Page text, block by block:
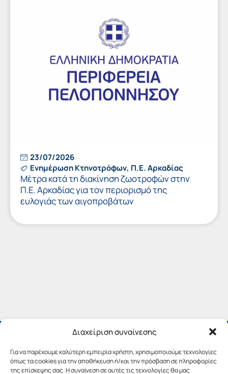
Διαχείριση συναίνεσης
Για να παρέχουμε καλύτερη εμπειρία χρήστη, χρησιμοποιούμε τεχνολογίες
όπως τα cookies για την αποθήκευση ή/και την πρόσβαση σε πληροφορίες
της επίσκεψης σας. Η συναίνεση σε αυτές τις τεχνολογίες θα μας
23/07/2026
Ενημέρωση Κτηνοτρόφων, Π.Ε. Αρκαδίας
Μέτρα κατά τη διακίνηση ζωοτροφών στην
Π.Ε. Αρκαδίας για τον περιορισμό της
ευλογιάς των αιγοπροβάτων